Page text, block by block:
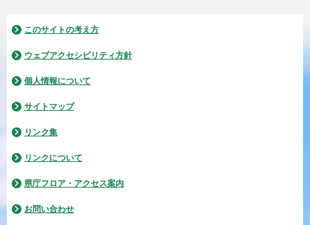
このサイトの考え方
ウェブアクセシビリティ方針
個人情報について
サイトマップ
リンク集
リンクについて
県庁フロア・アクセス案内
お問い合わせ